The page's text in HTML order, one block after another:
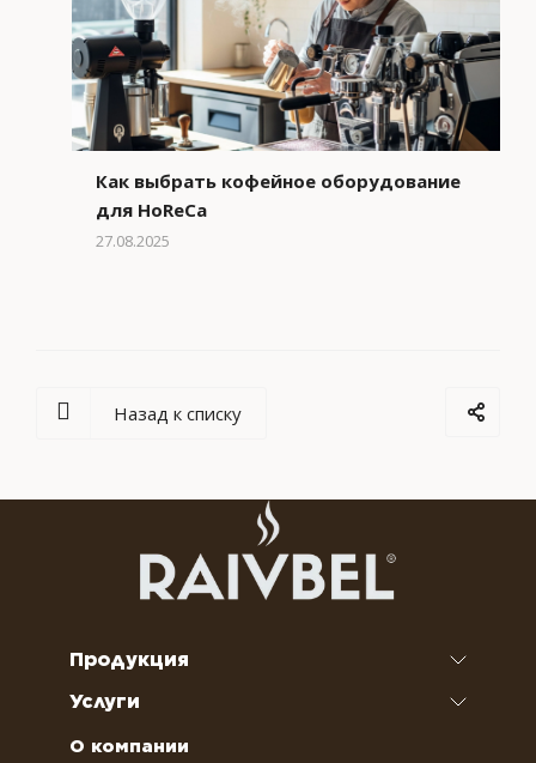
Как выбрать кофейное оборудование
для HoReCa
27.08.2025
Назад к списку
Продукция
Кофе
Чай
Услуги
Аренда кофемашин
О компании